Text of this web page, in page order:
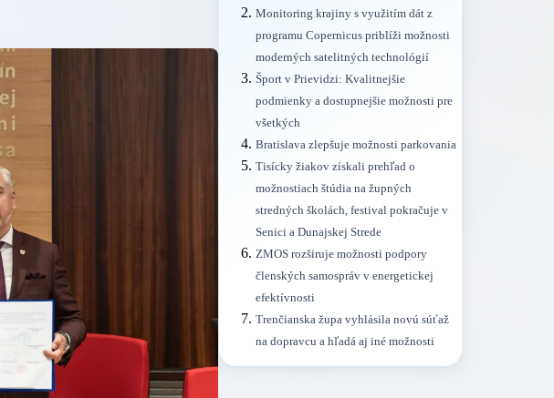
Monitoring krajiny s využitím dát z
programu Copernicus priblíži možnosti
moderných satelitných technológií
Šport v Prievidzi: Kvalitnejšie
podmienky a dostupnejšie možnosti pre
všetkých
Bratislava zlepšuje možnosti parkovania
Tisícky žiakov získali prehľad o
možnostiach štúdia na župných
stredných školách, festival pokračuje v
Senici a Dunajskej Strede
ZMOS rozširuje možnosti podpory
členských samospráv v energetickej
efektívnosti
Trenčianska župa vyhlásila novú súťaž
na dopravcu a hľadá aj iné možnosti